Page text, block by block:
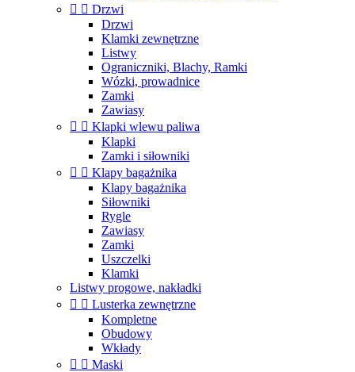
  Drzwi
Drzwi
Klamki zewnętrzne
Listwy
Ograniczniki, Blachy, Ramki
Wózki, prowadnice
Zamki
Zawiasy
  Klapki wlewu paliwa
Klapki
Zamki i siłowniki
  Klapy bagażnika
Klapy bagażnika
Siłowniki
Rygle
Zawiasy
Zamki
Uszczelki
Klamki
Listwy progowe, nakładki
  Lusterka zewnętrzne
Kompletne
Obudowy
Wkłady
  Maski